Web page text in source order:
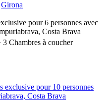
Girona
pour 6 personnes avec
Costa Brava
3 Chambres à coucher